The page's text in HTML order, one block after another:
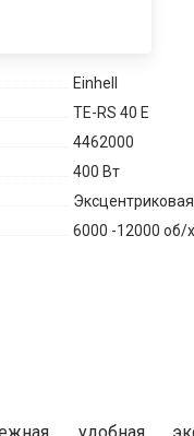
Einhell
TE-RS 40 E
4462000
400 Вт
Эксцентриковая
6000 -12000 об/